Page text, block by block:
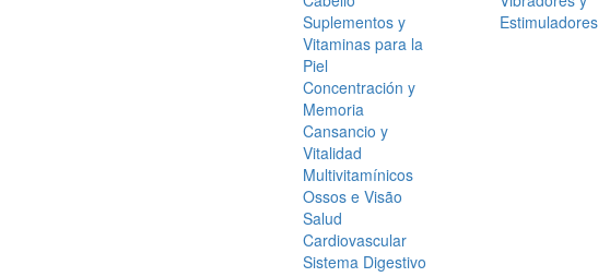
Suplementos y
Vitaminas para la
Piel
Concentración y
Memoria
Cansancio y
Vitalidad
Multivitamínicos
Ossos e Visão
Salud
Cardiovascular
Sistema Digestivo
Estimuladores